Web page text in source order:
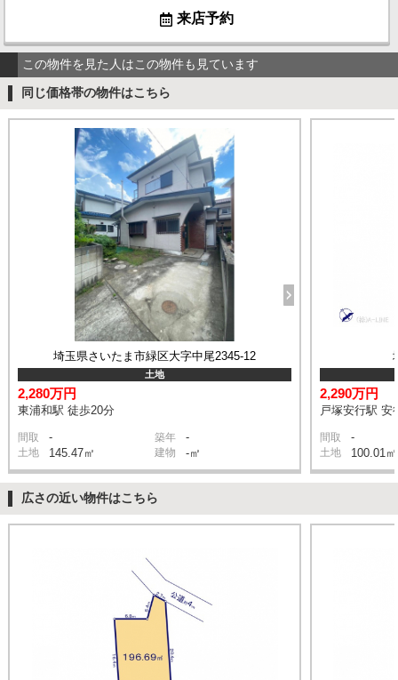
来店予約
この物件を見た人はこの物件も見ています
同じ価格帯の物件はこちら
埼玉県さいたま市緑区大字中尾2345-12
土地
2,280万円
東浦和駅 徒歩20分
間取 - 築年 -
土地 145.47㎡ 建物 -㎡
2,290万円
戸塚安行駅 安
間取 -
土地 100.01㎡
広さの近い物件はこちら